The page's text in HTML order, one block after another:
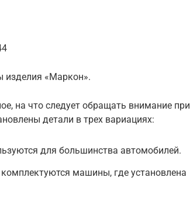
изделия «Маркон».
на что следует обращать внимание при
детали в трех вариациях:
для большинства автомобилей.
машины, где установлена